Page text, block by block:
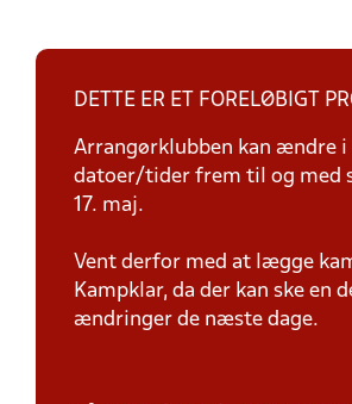
DETTE ER ET FORELØBIGT
Arrangørklubben kan ændre i
datoer/tider frem til og med
17. maj.
Vent derfor med at lægge
Kampklar, da der kan ske en
ændringer de næste dage.